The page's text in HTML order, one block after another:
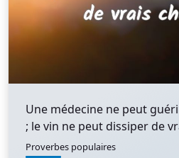
Une médecine ne peut
; le vin ne peut dissiper de
Proverbes populaires